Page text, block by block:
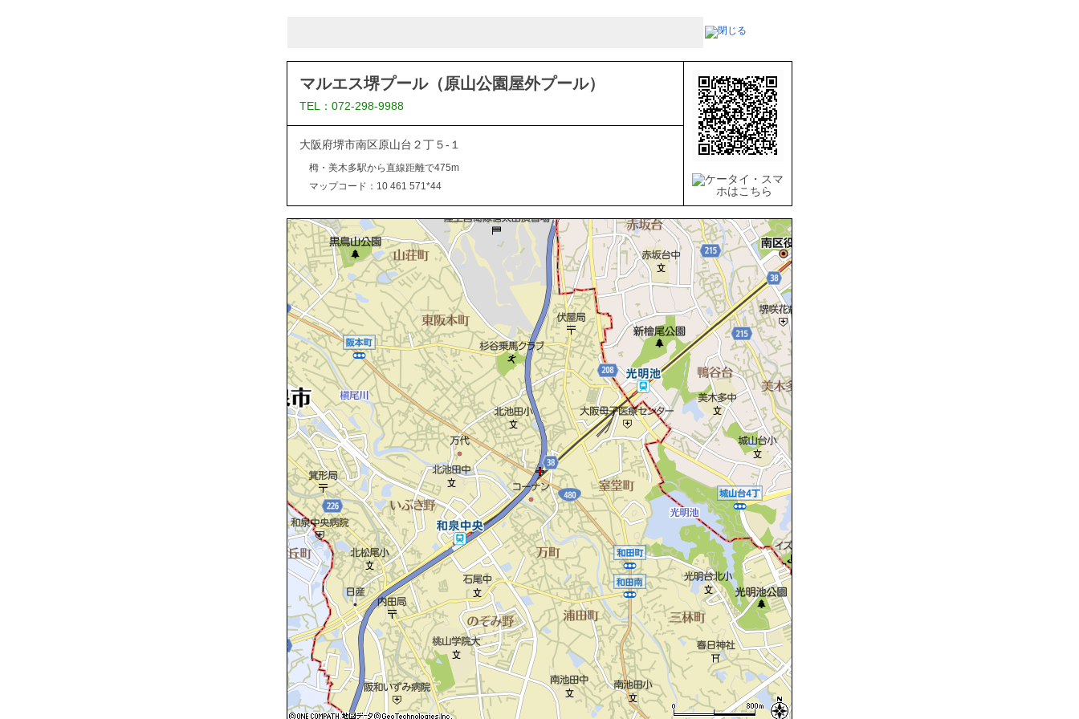
マルエス堺プール（原山公園屋外プール）
TEL：072-298-9988
大阪府堺市南区原山台２丁５-１
栂・美木多駅から直線距離で475m
マップコード：10 461 571*44